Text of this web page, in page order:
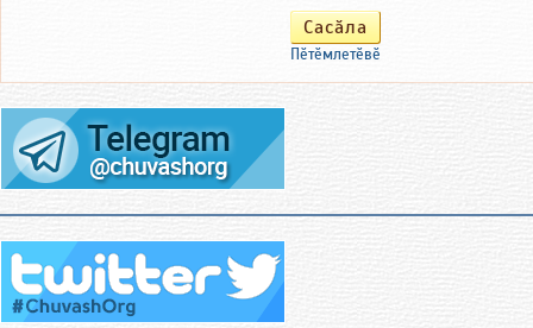
Пӗтӗмлетӗвӗ